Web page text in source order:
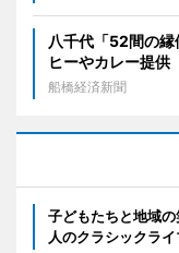
八千代「52間の
ヒーやカレー提供
船橋経済新聞
子どもたちと地域
人のクラシックラ